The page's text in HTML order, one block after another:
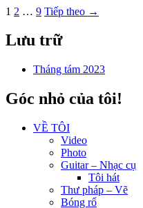
1 2 … 9 Tiếp theo →
Lưu trữ
Tháng tám 2023
Góc nhỏ của tôi!
VỀ TÔI
Video
Photo
Guitar – Nhạc cụ
Tôi hát
Thư pháp – Vẽ
Bóng rổ